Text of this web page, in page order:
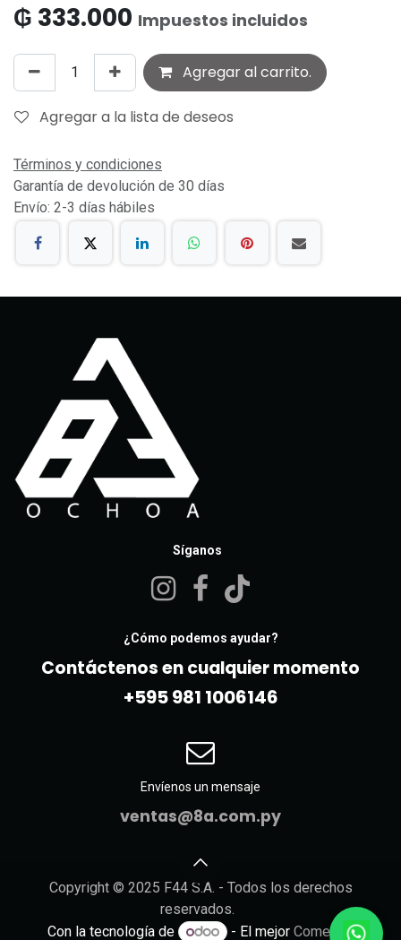
₲ 333.000 Impuestos incluidos
Agregar al carrito.
Agregar a la lista de deseos
Términos y condiciones
Garantía de devolución de 30 días
Envío: 2-3 días hábiles
Síganos
¿Cómo podemos ayudar?
Contáctenos en cualquier momento
+595 981 10061​46
Envíenos un mensaje
ventas@8a.com.py
Copyright © 2025 F44 S.A. - Todos los derechos
reservados.
Con la tecnología de
- El mejor Comercio